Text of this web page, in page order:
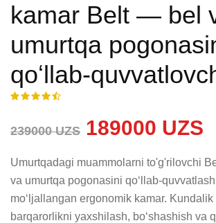
kamar Belt — bel
umurtqa
qoʻllab-
239000 UZS 189000 UZS
Umurtqadagi muammolarni to'g'rilovchi
va umurtqa pogonasini qoʻllab-
moʻljallangan ergonomik kamar. Kundalik
barqarorlikni yaxshilash, boʻshashish va